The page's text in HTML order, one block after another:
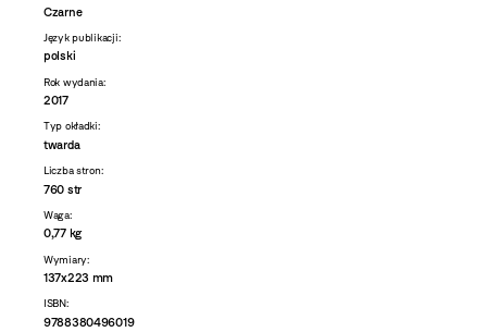
Czarne
Język publikacji:
polski
Rok wydania:
2017
Typ okładki:
twarda
Liczba stron:
760 str
Waga:
0,77 kg
Wymiary:
137x223 mm
ISBN:
9788380496019